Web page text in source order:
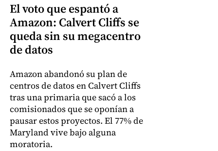
El voto que espantó a
Amazon: Calvert Cliffs se
queda sin su megacentro
de datos
Amazon abandonó su plan de
centros de datos en Calvert Cliffs
tras una primaria que sacó a los
comisionados que se oponían a
pausar estos proyectos. El 77% de
Maryland vive bajo alguna
moratoria.